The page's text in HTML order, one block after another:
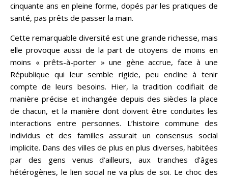
cinquante ans en pleine forme, dopés par les pratiques de
santé, pas prêts de passer la main.
Cette remarquable diversité est une grande richesse, mais
elle provoque aussi de la part de citoyens de moins en
moins « prêts-à-porter » une gène accrue, face à une
République qui leur semble rigide, peu encline à tenir
compte de leurs besoins. Hier, la tradition codifiait de
manière précise et inchangée depuis des siècles la place
de chacun, et la manière dont doivent être conduites les
interactions entre personnes. L’histoire commune des
individus et des familles assurait un consensus social
implicite. Dans des villes de plus en plus diverses, habitées
par des gens venus d’ailleurs, aux tranches d’âges
hétérogènes, le lien social ne va plus de soi. Le choc des